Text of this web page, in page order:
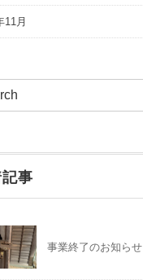
11月
事
事業終了のお知らせ